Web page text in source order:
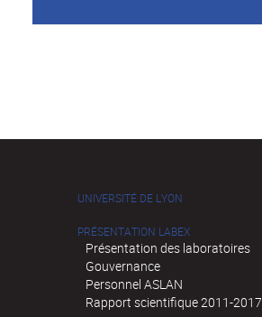
UNIVERSITÉ DE LYON
PRÉSENTATION LABEX
Présentation des laboratoires
Gouvernance
Personnel ASLAN
Rapport scientifique 2011-2017